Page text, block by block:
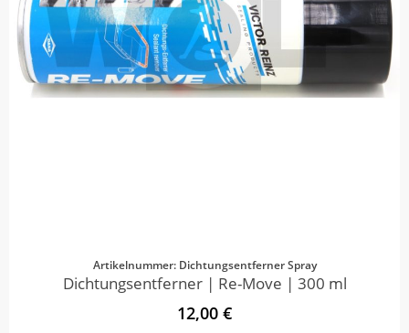
Artikelnummer: Dichtungsentferner Spray
Dichtungsentferner | Re-Move | 300 ml
12,00 €